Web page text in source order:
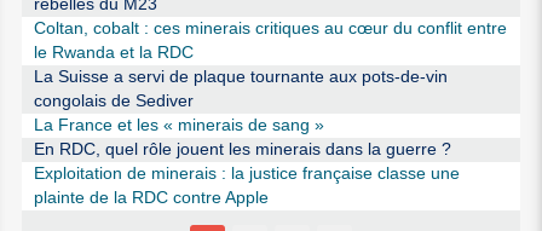
rebelles du M23
Coltan, cobalt : ces minerais critiques au cœur du conflit entre
le Rwanda et la RDC
La Suisse a servi de plaque tournante aux pots-de-vin
congolais de Sediver
La France et les « minerais de sang »
En RDC, quel rôle jouent les minerais dans la guerre ?
Exploitation de minerais : la justice française classe une
plainte de la RDC contre Apple